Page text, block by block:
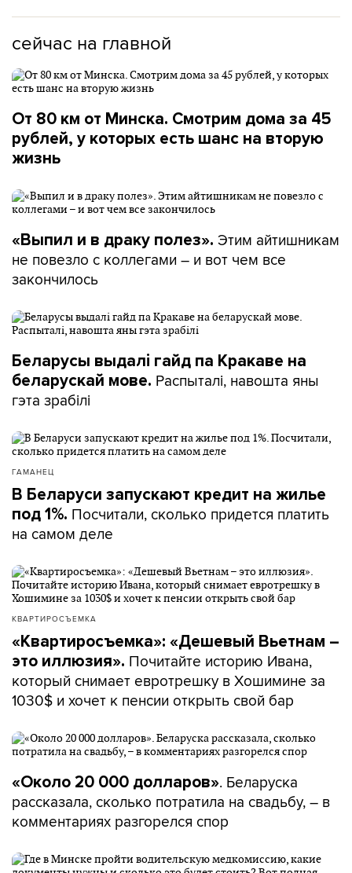
сейчас на главной
От 80 км от Минска. Смотрим дома за 45
рублей, у которых есть шанс на вторую
жизнь
«Выпил и в драку полез». Этим айтишникам
не повезло с коллегами – и вот чем все
закончилось
Беларусы выдалі гайд па Кракаве на
беларускай мове. Распыталі, навошта яны
гэта зрабілі
ГАМАНЕЦ
В Беларуси запускают кредит на жилье
под 1%. Посчитали, сколько придется платить
на самом деле
КВАРТИРОСЪЕМКА
«Квартиросъемка»: «Дешевый Вьетнам –
это иллюзия». Почитайте историю Ивана,
который снимает евротрешку в Хошимине за
1030$ и хочет к пенсии открыть свой бар
«Около 20 000 долларов». Беларуска
рассказала, сколько потратила на свадьбу, – в
комментариях разгорелся спор